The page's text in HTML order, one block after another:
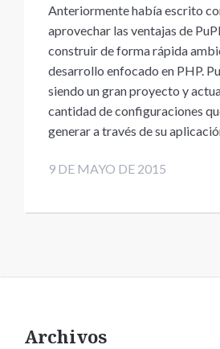
Anteriormente había escrito
aprovechar las ventajas de
construir de forma rápida
desarrollo enfocado en PHP.
siendo un gran proyecto y
cantidad de configuraciones
generar a través de su
9 DE MAYO DE 2015
Archivos